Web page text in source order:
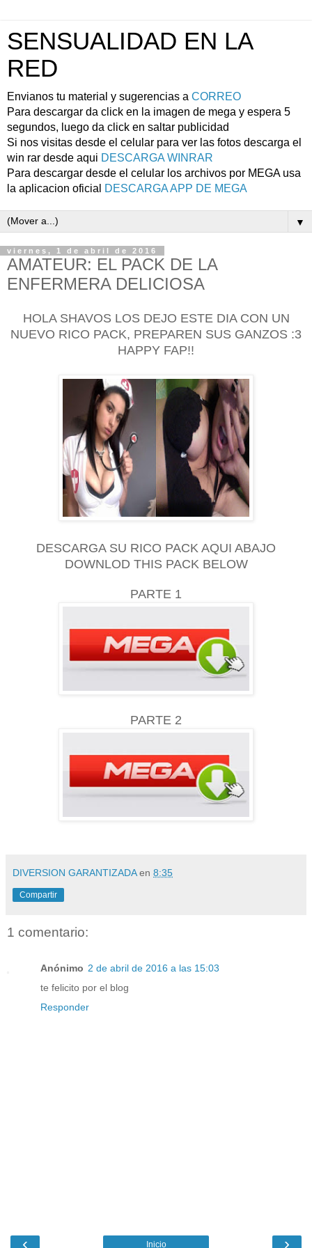
SENSUALIDAD EN LA
RED
Envianos tu material y sugerencias a CORREO
Para descargar da click en la imagen de mega y espera 5
segundos, luego da click en saltar publicidad
Si nos visitas desde el celular para ver las fotos descarga el
win rar desde aqui DESCARGA WINRAR
Para descargar desde el celular los archivos por MEGA usa
la aplicacion oficial
DESCARGA APP DE MEGA
▼
viernes, 1 de abril de 2016
AMATEUR: EL PACK DE LA
ENFERMERA DELICIOSA
HOLA SHAVOS LOS DEJO ESTE DIA CON UN
NUEVO RICO PACK, PREPAREN SUS GANZOS :3
HAPPY FAP!!
DESCARGA SU RICO PACK AQUI ABAJO
DOWNLOD THIS PACK BELOW
PARTE 1
PARTE 2
DIVERSION GARANTIZADA en 8:35
Compartir
1 comentario:
Anónimo 2 de abril de 2016 a las 15:03
te felicito por el blog
Responder
‹ ›
Inicio